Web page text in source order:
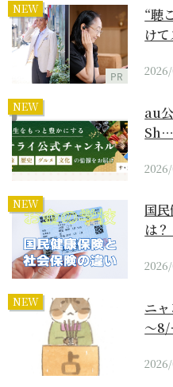
NEW
PR
“聴
け
NEW
au
Sh…
NEW
国
は
NEW
ニ
～